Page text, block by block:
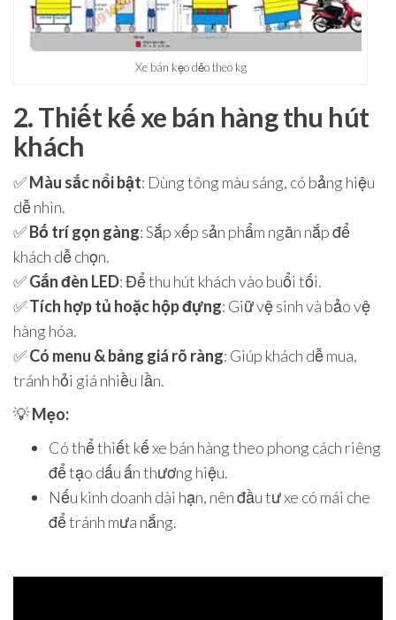
Xe bán kẹo dẻo theo kg
2. Thiết kế xe bán hàng thu hút
khách
✅Màu sắc nổi bật: Dùng tông màu sáng, có bảng hiệu
dễ nhìn.
✅Bố trí gọn gàng: Sắp xếp sản phẩm ngăn nắp để
khách dễ chọn.
✅Gắn đèn LED: Để thu hút khách vào buổi tối.
✅Tích hợp tủ hoặc hộp đựng: Giữ vệ sinh và bảo vệ
hàng hóa.
✅Có menu & bảng giá rõ ràng: Giúp khách dễ mua,
tránh hỏi giá nhiều lần.
💡Mẹo:
Có thể thiết kế xe bán hàng theo phong cách riêng
để tạo dấu ấn thương hiệu.
Nếu kinh doanh dài hạn, nên đầu tư xe có mái che
để tránh mưa nắng.